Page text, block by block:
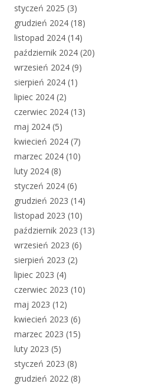
styczeń 2025 (3)
grudzień 2024 (18)
listopad 2024 (14)
październik 2024 (20)
wrzesień 2024 (9)
sierpień 2024 (1)
lipiec 2024 (2)
czerwiec 2024 (13)
maj 2024 (5)
kwiecień 2024 (7)
marzec 2024 (10)
luty 2024 (8)
styczeń 2024 (6)
grudzień 2023 (14)
listopad 2023 (10)
październik 2023 (13)
wrzesień 2023 (6)
sierpień 2023 (2)
lipiec 2023 (4)
czerwiec 2023 (10)
maj 2023 (12)
kwiecień 2023 (6)
marzec 2023 (15)
luty 2023 (5)
styczeń 2023 (8)
grudzień 2022 (8)